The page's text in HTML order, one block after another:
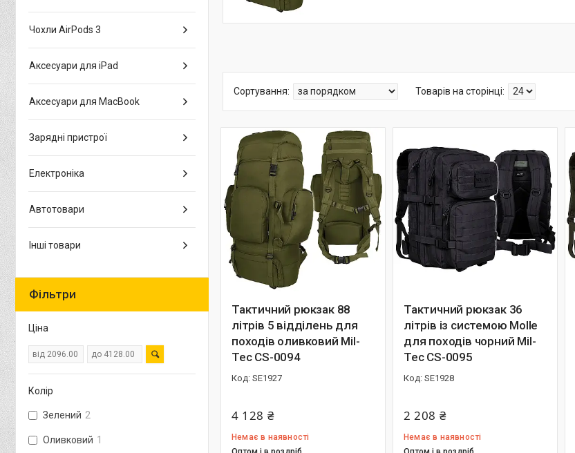
Тактичний рюкзак 88
літрів 5 відділень для
походів оливковий Mil-
Tec CS-0094
SE1927
4 128 ₴
Немає в наявності
Тактичний рюкзак 36
літрів із системою Molle
для походів чорний Mil-
Tec CS-0095
SE1928
2 208 ₴
Немає в наявності
Чохли AirPods 3
Аксесуари для iPad
Аксесуари для MacBook
Зарядні пристрої
Електроніка
Автотовари
Інші товари
Фільтри
Ціна
Колір
Зелений 2
Оливковий 1